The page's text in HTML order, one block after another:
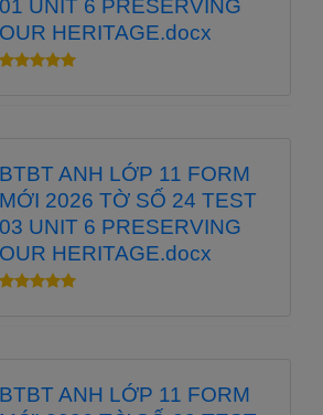
01 UNIT 6 PRESERVING
OUR HERITAGE.docx
BTBT ANH LỚP 11 FORM
MỚI 2026 TỜ SỐ 24 TEST
03 UNIT 6 PRESERVING
OUR HERITAGE.docx
BTBT ANH LỚP 11 FORM